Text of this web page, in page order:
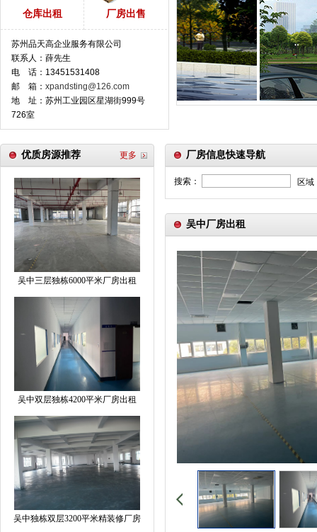
仓库出租 厂房出售
苏州品天高企业服务有限公司
联系人：薛先生
电 话：13451531408
邮 箱： xpandsting@126.com
地 址：苏州工业园区星湖街999号
726室
优质房源推荐 更多
吴中三层独栋6000平米厂房出租
吴中双层独栋4200平米厂房出租
吴中独栋双层3200平米精装修厂房
厂房信息快速导航
搜索： 区
吴中厂房出租